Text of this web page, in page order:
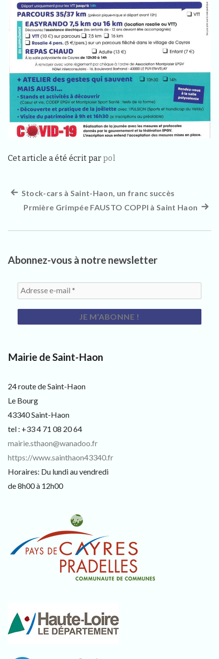
s
t
e
u
r
s
t
c
u
r
e
u
Cet article a été écrit par pol
Navigation
l’article
Article
précédent :
Stock-cars à Saint-Haon, un franc succès
Prmière Grimpée FAUSTO COPPI à Saint Haon
Abonnez-vous à notre newsletter
Mairie de Saint-Haon
24 route de Saint-Haon
Le Bourg
43340 Saint-Haon
tel : +33 4 71 08 20 64
mairie.sthaon@wanadoo.fr
https://www.sainthaon43340.fr
Horaires: Du lundi au vendredi
de 8h00 à 12h00